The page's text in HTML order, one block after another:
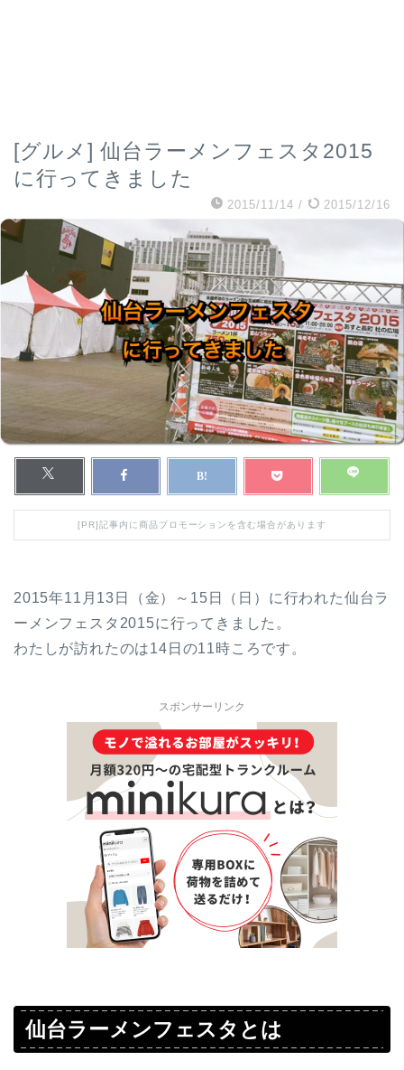
[グルメ] 仙台ラーメンフェスタ2015
に行ってきました
2015/11/14 / 2015/12/16
[PR]記事内に商品プロモーションを含む場合があります
2015年11月13日（金）～15日（日）に行われた仙台ラ
ーメンフェスタ2015に行ってきました。
わたしが訪れたのは14日の11時ころです。
スポンサーリンク
仙台ラーメンフェスタとは